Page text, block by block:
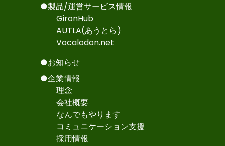
●製品/運営サービス情報
GironHub
AUTLA(あうとら)
Vocalodon.net
●お知らせ
●企業情報
理念
会社概要
なんでもやります
コミュニケーション支援
採用情報